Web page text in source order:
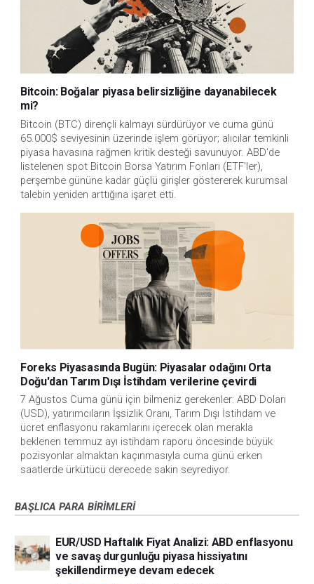
Bitcoin: Boğalar piyasa belirsizliğine dayanabilecek
mi?
Bitcoin (BTC) dirençli kalmayı sürdürüyor ve cuma günü
65.000$ seviyesinin üzerinde işlem görüyor; alıcılar temkinli
piyasa havasına rağmen kritik desteği savunuyor. ABD'de
listelenen spot Bitcoin Borsa Yatırım Fonları (ETF'ler),
perşembe gününe kadar güçlü girişler göstererek kurumsal
talebin yeniden arttığına işaret etti.
Foreks Piyasasında Bugün: Piyasalar odağını Orta
Doğu'dan Tarım Dışı İstihdam verilerine çevirdi
7 Ağustos Cuma günü için bilmeniz gerekenler: ABD Doları
(USD), yatırımcıların İşsizlik Oranı, Tarım Dışı İstihdam ve
ücret enflasyonu rakamlarını içerecek olan merakla
beklenen temmuz ayı istihdam raporu öncesinde büyük
pozisyonlar almaktan kaçınmasıyla cuma günü erken
saatlerde ürkütücü derecede sakin seyrediyor.
BAŞLICA PARA BIRIMLERI
EUR/USD Haftalık Fiyat Analizi: ABD enflasyonu
ve savaş durgunluğu piyasa hissiyatını
şekillendirmeye devam edecek